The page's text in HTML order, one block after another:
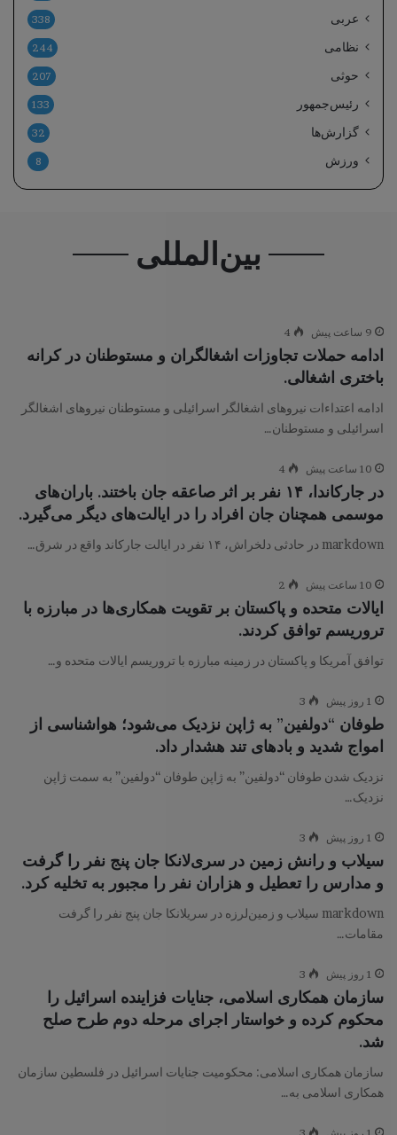
عربی 338
نظامی 244
حوثی 207
رئیس‌جمهور 133
گزارش‌ها 32
ورزش 8
بین‌المللی
9 ساعت پیش 4
ادامه حملات تجاوزات اشغالگران و مستوطنان در کرانه
باختری اشغالی.
ادامه اعتداءات نیروهای اشغالگر اسرائیلی و مستوطنان نیروهای اشغالگر
اسرائیلی و مستوطنان…
10 ساعت پیش 4
در جارکاندا، ۱۴ نفر بر اثر صاعقه جان باختند. باران‌های
موسمی همچنان جان افراد را در ایالت‌های دیگر می‌گیرد.
markdown در حادثی دلخراش، ۱۴ نفر در ایالت جارکاند واقع در شرق…
10 ساعت پیش 2
ایالات متحده و پاکستان بر تقویت همکاری‌ها در مبارزه با
تروریسم توافق کردند.
توافق آمریکا و پاکستان در زمینه مبارزه با تروریسم ایالات متحده و…
1 روز پیش 3
طوفان “دولفین” به ژاپن نزدیک می‌شود؛ هواشناسی از
امواج شدید و بادهای تند هشدار داد.
نزدیک شدن طوفان “دولفین” به ژاپن طوفان “دولفین” به سمت ژاپن
نزدیک…
1 روز پیش 3
سیلاب و رانش زمین در سری‌لانکا جان پنج نفر را گرفت
و مدارس را تعطیل و هزاران نفر را مجبور به تخلیه کرد.
markdown سیلاب و زمین‌لرزه در سریلانکا جان پنج نفر را گرفت
مقامات…
1 روز پیش 3
سازمان همکاری اسلامی، جنایات فزاینده اسرائیل را
محکوم کرده و خواستار اجرای مرحله دوم طرح صلح
شد.
سازمان همکاری اسلامی: محکومیت جنایات اسرائیل در فلسطین سازمان
همکاری اسلامی به…